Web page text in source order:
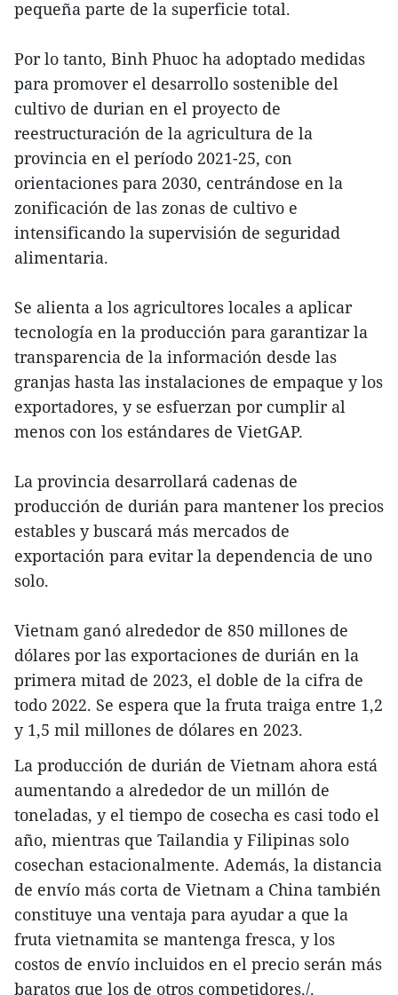
pequeña parte de la superficie total.
Por lo tanto, Binh Phuoc ha adoptado medidas
para promover el desarrollo sostenible del
cultivo de durian en el proyecto de
reestructuración de la agricultura de la
provincia en el período 2021-25, con
orientaciones para 2030, centrándose en la
zonificación de las zonas de cultivo e
intensificando la supervisión de seguridad
alimentaria.
Se alienta a los agricultores locales a aplicar
tecnología en la producción para garantizar la
transparencia de la información desde las
granjas hasta las instalaciones de empaque y los
exportadores, y se esfuerzan por cumplir al
menos con los estándares de VietGAP.
La provincia desarrollará cadenas de
producción de durián para mantener los precios
estables y buscará más mercados de
exportación para evitar la dependencia de uno
solo.
Vietnam ganó alrededor de 850 millones de
dólares por las exportaciones de durián en la
primera mitad de 2023, el doble de la cifra de
todo 2022. Se espera que la fruta traiga entre 1,2
y 1,5 mil millones de dólares en 2023.
La producción de durián de Vietnam ahora está
aumentando a alrededor de un millón de
toneladas, y el tiempo de cosecha es casi todo el
año, mientras que Tailandia y Filipinas solo
cosechan estacionalmente. Además, la distancia
de envío más corta de Vietnam a China también
constituye una ventaja para ayudar a que la
fruta vietnamita se mantenga fresca, y los
costos de envío incluidos en el precio serán más
baratos que los de otros competidores./.